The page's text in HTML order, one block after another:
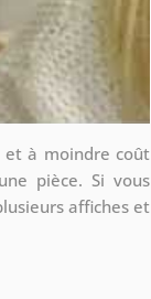
à moindre coût
pièce. Si vous
affiches et